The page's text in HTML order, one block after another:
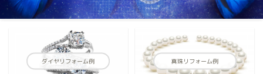
ダイヤリフォーム例 真珠リフォーム例